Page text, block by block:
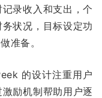
录收入和支出，个
状况，目标设定功
准备。
的设计注重用户
励机制帮助用户逐